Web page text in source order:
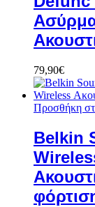
79,90€
Προσθήκη
Belkin